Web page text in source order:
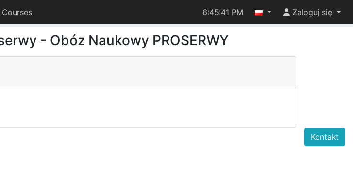
Courses 6:45:41 PM Zaloguj się
- Obóz Naukowy PROSERWY
Kontakt